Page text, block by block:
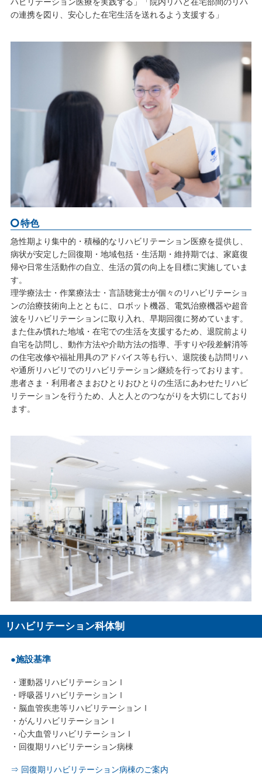
の連携を図り、安心した在宅生活を送れるよう支援する」
特色
急性期より集中的・積極的なリハビリテーション医療を提供し、
病状が安定した回復期・地域包括・生活期・維持期では、家庭復
帰や日常生活動作の自立、生活の質の向上を目標に実施していま
す。
理学療法士・作業療法士・言語聴覚士が個々のリハビリテーショ
ンの治療技術向上とともに、ロボット機器、電気治療機器や超音
波をリハビリテーションに取り入れ、早期回復に努めています。
また住み慣れた地域・在宅での生活を支援するため、退院前より
自宅を訪問し、動作方法や介助方法の指導、手すりや段差解消等
の住宅改修や福祉用具のアドバイス等も行い、退院後も訪問リハ
や通所リハビリでのリハビリテーション継続を行っております。
患者さま・利用者さまおひとりおひとりの生活にあわせたリハビ
リテーションを行うため、人と人とのつながりを大切にしており
ます。
リハビリテーション科体制
●施設基準
・運動器リハビリテーションⅠ
・呼吸器リハビリテーションⅠ
・脳血管疾患等リハビリテーションⅠ
・がんリハビリテーションⅠ
・心大血管リハビリテーションⅠ
・回復期リハビリテーション病棟
⇒ 回復期リハビリテーション病棟のご案内